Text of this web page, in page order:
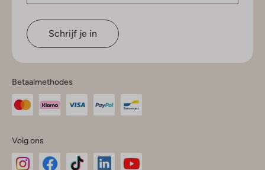
Schrijf je in
Betaalmethodes
Volg ons